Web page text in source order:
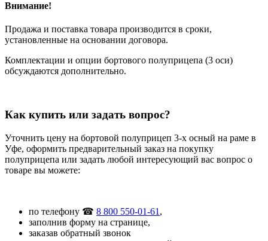
Внимание!
Продажа и поставка товара производится в сроки,
установленные на основании договора.
Комплектации и опции бортового полуприцепа (3 оси)
обсуждаются дополнительно.
Как купить или задать вопрос?
Уточнить цену на бортовой полуприцеп 3-х осный на раме в
Уфе, оформить предварительный заказ на покупку
полуприцепа или задать любой интересующий вас вопрос о
товаре вы можете:
по телефону ☎ 8 800 550-01-61 ,
заполнив форму на странице,
заказав обратный звонок